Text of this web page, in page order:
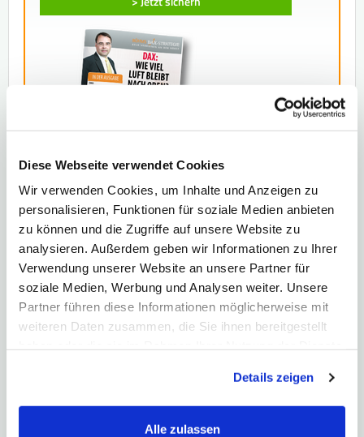
Diese Webseite verwendet Cookies
Wir verwenden Cookies, um Inhalte und Anzeigen zu
personalisieren, Funktionen für soziale Medien anbieten
zu können und die Zugriffe auf unsere Website zu
analysieren. Außerdem geben wir Informationen zu Ihrer
Verwendung unserer Website an unsere Partner für
soziale Medien, Werbung und Analysen weiter. Unsere
Partner führen diese Informationen möglicherweise mit
weiteren Daten zusammen, die Sie ihnen bereitgestellt
Impressum.
Details zeigen
Alle zulassen
Wertpapier:Gold
Themen:Gold, Gold-Krise, Edelmetalle, Chartanalyse
Bildquellen:
Africa Studio - Fotolia.com
TEILEN TEILEN
TWEETEN
TEILEN
Meine Aktien-Tipps